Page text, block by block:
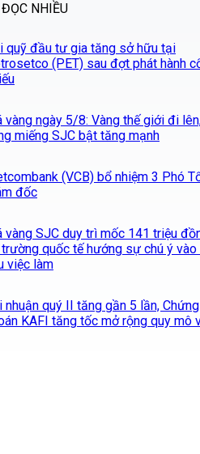
NHIỀU
quỹ đầu tư gia tăng sở hữu tại
(PET) sau đợt phát hành
vàng ngày 5/8: Vàng thế giới đi
miếng SJC bật tăng mạnh
(VCB) bổ nhiệm 3 Phó
đốc
vàng SJC duy trì mốc 141 triệu
quốc tế hướng sự chú ý
việc làm
nhuận quý II tăng gần 5 lần, Chứng
KAFI tăng tốc mở rộng quy mô